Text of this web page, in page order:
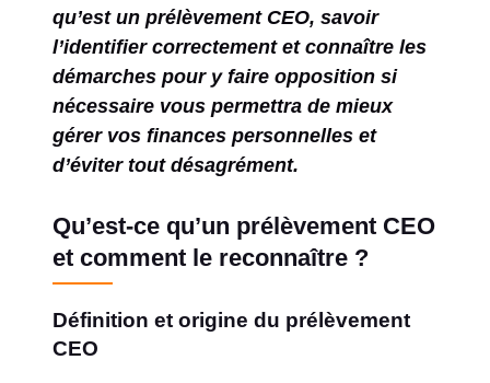
qu’est un prélèvement CEO, savoir
l’identifier correctement et connaître les
démarches pour y faire opposition si
nécessaire vous permettra de mieux
gérer vos finances personnelles et
d’éviter tout désagrément.
Qu’est-ce qu’un prélèvement CEO
et comment le reconnaître ?
Définition et origine du prélèvement
CEO